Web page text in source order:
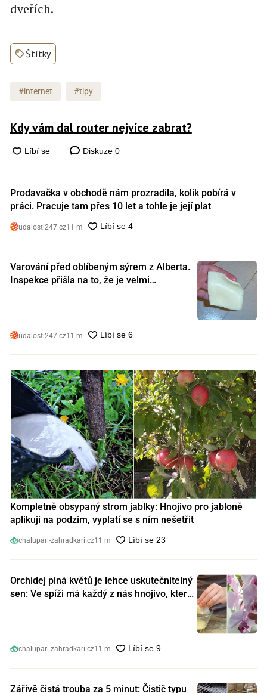
dveřích.
Štítky
#internet #tipy
Kdy vám dal router nejvíce zabrat?
Diskuze 0
Prodavačka v obchodě nám prozradila, kolik pobírá v
práci. Pracuje tam přes 10 let a tohle je její plat
udalosti247.cz11 m
Varování před oblíbeným sýrem z Alberta.
Inspekce přišla na to, že je velmi
udalosti247.cz11 m
Kompletně obsypaný strom jablky: Hnojivo pro jabloně
aplikuji na podzim, vyplatí se s ním nešetřit
chalupari-zahradkari.cz11 m
Orchidej plná květů je lehce uskutečnitelný
sen: Ve spíži má každý z nás hnojivo, které
chalupari-zahradkari.cz11 m
Zářivě čistá trouba za 5 minut: Čistič typu